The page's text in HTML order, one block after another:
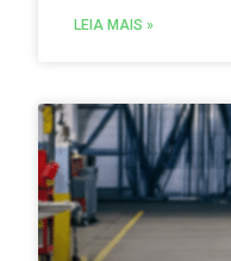
consumir e partilhar
LEIA MAIS »